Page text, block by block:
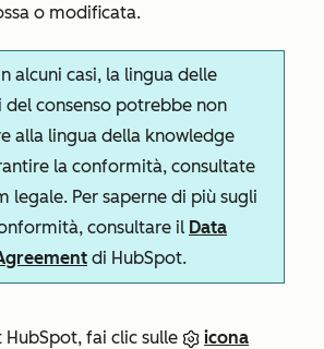
o modificata.
alcuni casi, la lingua delle
consenso potrebbe non
alla lingua della knowledge
la conformità, consultate
legale. Per saperne di più sugli
consultare il Data
di HubSpot.
fai clic sulle
icona